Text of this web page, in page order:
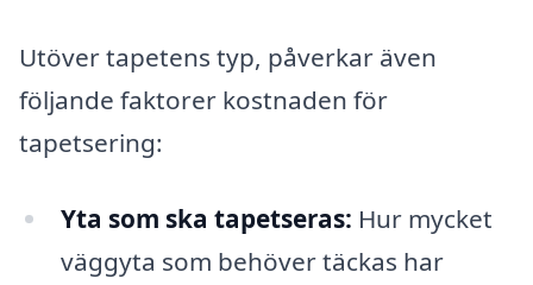
Utöver tapetens typ, påverkar även
följande faktorer kostnaden för
tapetsering:
Yta som ska tapetseras: Hur mycket
väggyta som behöver täckas har